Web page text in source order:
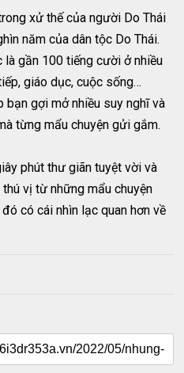
xử thế của người Do Thái
năm của dân tộc Do Thái.
là gần 100 tiếng cười ở nhiều
giáo dục, cuộc sống…
gợi mở nhiều suy nghĩ và
từng mẩu chuyện gửi gắm.
phút thư giãn tuyệt vời và
vị từ những mẩu chuyện
có cái nhìn lạc quan hơn về